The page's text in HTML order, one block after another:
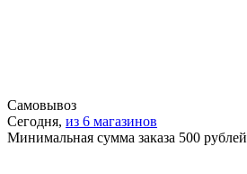
Самовывоз
Сегодня, из 6 магазинов
Минимальная сумма заказа 500 рублей